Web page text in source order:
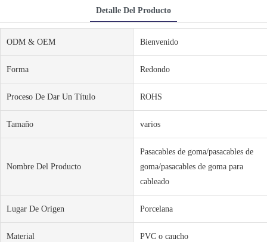
Detalle Del Producto
ODM & OEM Bienvenido
Forma Redondo
Proceso De Dar Un Título ROHS
Tamaño varios
Nombre Del Producto
Pasacables de goma/pasacables de
goma/pasacables de goma para
cableado
Lugar De Origen Porcelana
Material PVC o caucho